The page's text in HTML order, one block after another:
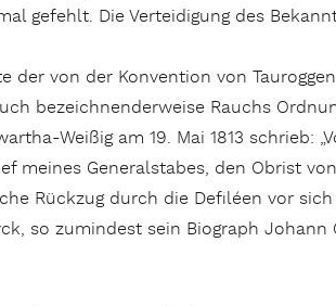
gefehlt. Die Verteidigung des
der von der Konvention von
bezeichnenderweise Rauchs
Weißig am 19. Mai 1813 schrieb:
meines Generalstabes, den Obrist
Rückzug durch die Defiléen vor
so zumindest sein Biograph Johann